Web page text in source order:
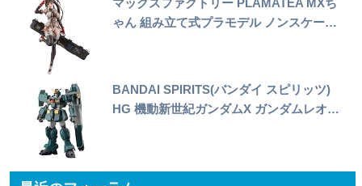
マックスファクトリー PLAMATEA MXち
ゃん 組み立て式プラモデル ノンスケー…
BANDAI SPIRITS(バンダイ スピリッツ)
HG 機動新世紀ガンダムX ガンダムレオ…